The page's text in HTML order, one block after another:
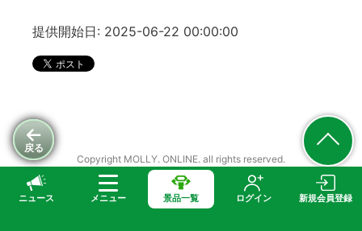
ニュース メニュー 景品一覧 ログイン 新規会員登録
戻る
提供開始日: 2025-06-22 00:00:00
Copyright MOLLY. ONLINE. all rights reserved.